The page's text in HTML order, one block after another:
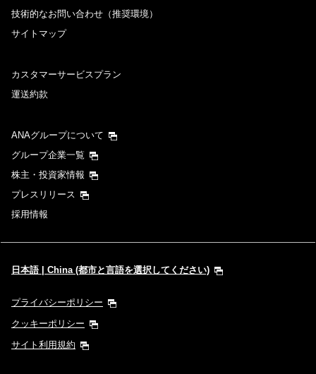
技術的なお問い合わせ（推奨環境）
サイトマップ
カスタマーサービスプラン
運送約款
ANAグループについて
グループ企業一覧
株主・投資家情報
プレスリリース
採用情報
日本語 | China (都市と言語を選択してください)
プライバシーポリシー
クッキーポリシー
サイト利用規約